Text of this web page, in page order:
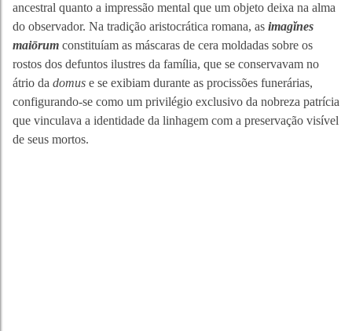
ancestral quanto a impressão mental que um objeto deixa na alma
do observador. Na tradição aristocrática romana, as imagĭnes
maiōrum constituíam as máscaras de cera moldadas sobre os
rostos dos defuntos ilustres da família, que se conservavam no
átrio da domus e se exibiam durante as procissões funerárias,
configurando-se como um privilégio exclusivo da nobreza patrícia
que vinculava a identidade da linhagem com a preservação visível
de seus mortos.